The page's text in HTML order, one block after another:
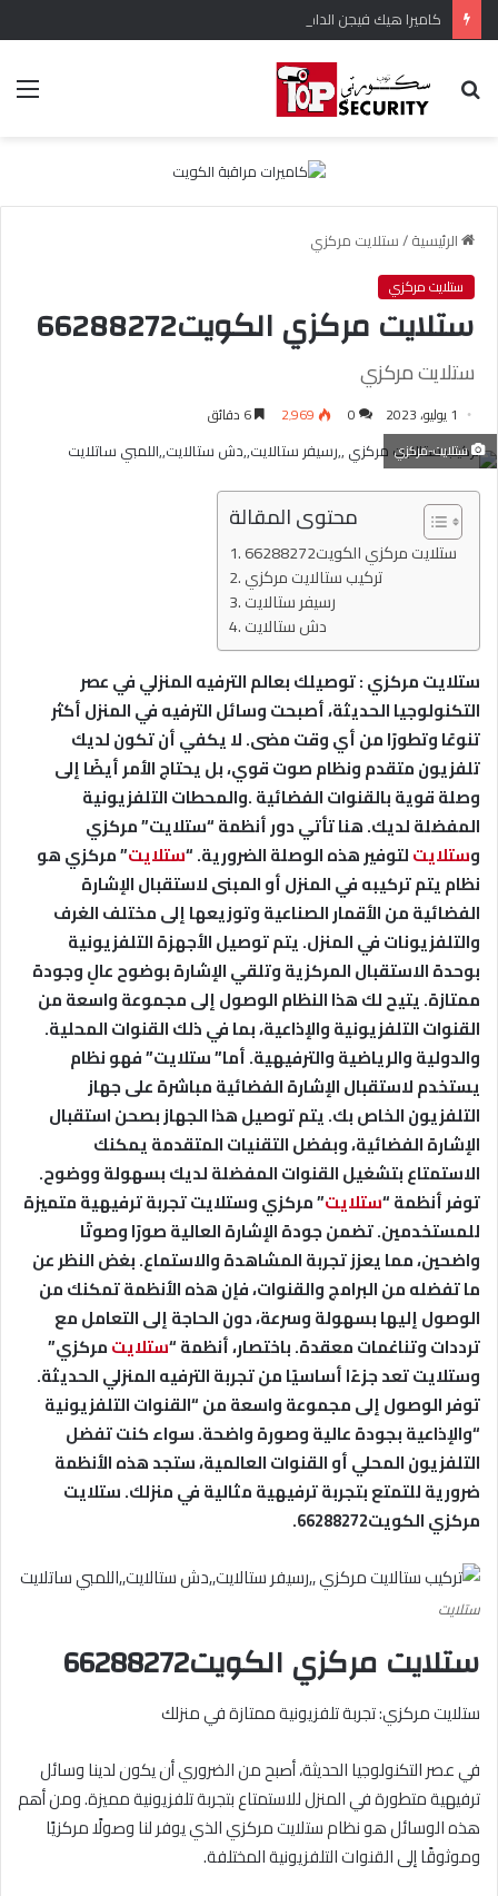
كاميرا هيك فيجن الداخلية
الرئيسية/ستلايت مركزي
ستلايت مركزي
ستلايت مركزي الكويت66288272
ستلايت مركزي
1 يوليو، 2023 0 2٬969
ستلايت-مركزي
محتوى المقالة
ستلايت مركزي الكويت66288272
تركيب ستالايت مركزي
رسيفر ستالايت
دش ستالايت
ستلايت مركزي : توصيلك بعالم الترفيه المنزلي في عصر
التكنولوجيا الحديثة، أصبحت وسائل الترفيه في المنزل أكثر
تنوعًا وتطورًا من أي وقت مضى. لا يكفي أن تكون لديك
تلفزيون متقدم ونظام صوت قوي، بل يحتاج الأمر أيضًا إلى
وصلة قوية بالقنوات الفضائية .والمحطات التلفزيونية
المفضلة لديك. هنا تأتي دور أنظمة “ستلايت” مركزي
وستلايتلتوفير هذه الوصلة الضرورية. “ستلايت” مركزي هو
نظام يتم تركيبه في المنزل أو المبنى لاستقبال الإشارة
الفضائية من الأقمار الصناعية وتوزيعها إلى مختلف الغرف
والتلفزيونات في المنزل. يتم توصيل الأجهزة التلفزيونية
بوحدة الاستقبال المركزية وتلقي الإشارة بوضوح عالٍ وجودة
ممتازة. يتيح لك هذا النظام الوصول إلى مجموعة واسعة من
القنوات التلفزيونية والإذاعية، بما في ذلك القنوات المحلية.
والدولية والرياضية والترفيهية. أما” ستلايت” فهو نظام
يستخدم لاستقبال الإشارة الفضائية مباشرة على جهاز
التلفزيون الخاص بك. يتم توصيل هذا الجهاز بصحن استقبال
الإشارة الفضائية، وبفضل التقنيات المتقدمة يمكنك
الاستمتاع بتشغيل القنوات المفضلة لديك بسهولة ووضوح.
توفر أنظمة “ستلايت” مركزي وستلايت تجربة ترفيهية متميزة
للمستخدمين. تضمن جودة الإشارة العالية صورًا وصوتًا
واضحين، مما يعزز تجربة المشاهدة والاستماع. بغض النظر عن
ما تفضله من البرامج والقنوات، فإن هذه الأنظمة تمكنك من
الوصول إليها بسهولة وسرعة، دون الحاجة إلى التعامل مع
ترددات وتناغمات معقدة. باختصار، أنظمة “ستلايتمركزي”
وستلايت تعد جزءًا أساسيًا من تجربة الترفيه المنزلي الحديثة.
توفر الوصول إلى مجموعة واسعة من “القنوات التلفزيونية
“والإذاعية بجودة عالية وصورة واضحة. سواء كنت تفضل
التلفزيون المحلي أو القنوات العالمية، ستجد هذه الأنظمة
ضرورية للتمتع بتجربة ترفيهية مثالية في منزلك. ستلايت
مركزي الكويت66288272.
ستلايت
ستلايت مركزي الكويت66288272
ستلايت مركزي: تجربة تلفزيونية ممتازة في منزلك
في عصر التكنولوجيا الحديثة، أصبح من الضروري أن يكون لدينا وسائل
ترفيهية متطورة في المنزل للاستمتاع بتجربة تلفزيونية مميزة. ومن أهم
هذه الوسائل هو نظام ستلايت مركزي الذي يوفر لنا وصولًا مركزيًا
وموثوقًا إلى القنوات التلفزيونية المختلفة.